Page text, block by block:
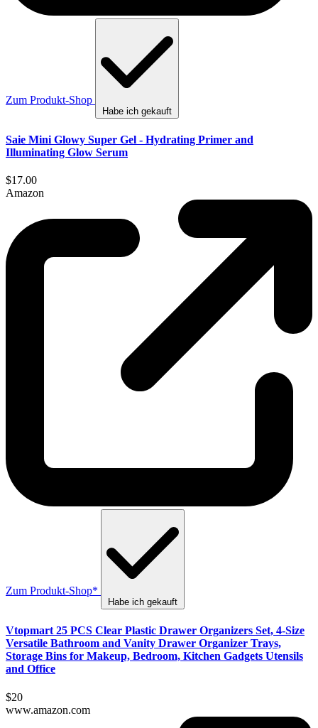
Zum Produkt-Shop
Habe ich gekauft
Saie Mini Glowy Super Gel - Hydrating Primer and
Illuminating Glow Serum
$17.00
Amazon
Zum Produkt-Shop*
Habe ich gekauft
Vtopmart 25 PCS Clear Plastic Drawer Organizers Set, 4-Size
Versatile Bathroom and Vanity Drawer Organizer Trays,
Storage Bins for Makeup, Bedroom, Kitchen Gadgets Utensils
and Office
$20
www.amazon.com